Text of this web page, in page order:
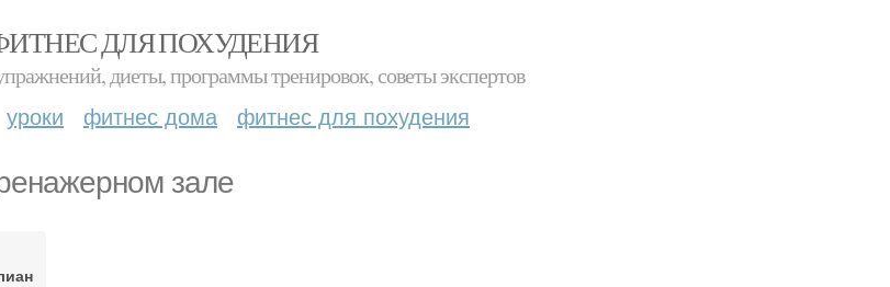
ДЛЯ ПОХУДЕНИЯ
диеты, программы тренировок, советы экспертов
уроки фитнес дома фитнес для похудения
зале